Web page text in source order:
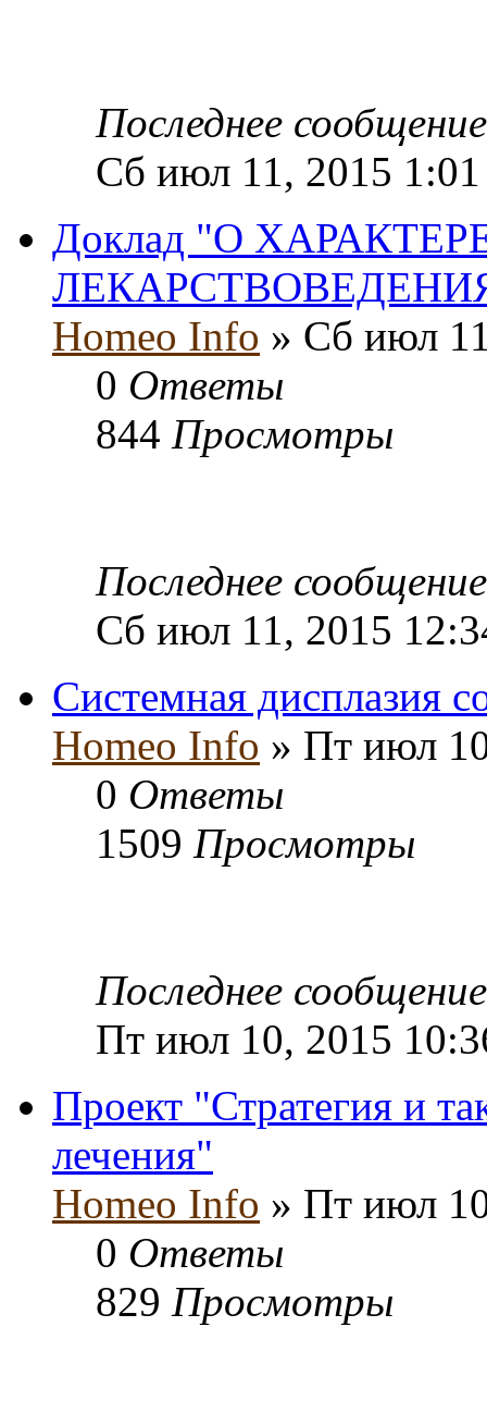
Последнее
Сб июл 11, 2015 1:01
Доклад "О
Homeo Info » Сб июл
0 Ответы
844 Просмотры
Последнее
Сб июл 11, 2015
Системная дисплазия
Homeo Info » Пт июл
0 Ответы
1509 Просмотры
Последнее
Пт июл 10, 2015
Проект "Стратегия и
лечения"
Homeo Info » Пт июл
0 Ответы
829 Просмотры